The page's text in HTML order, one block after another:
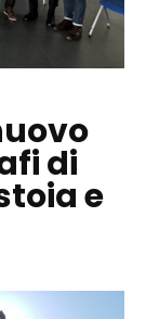
di
e